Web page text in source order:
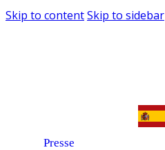
Skip to contentSkip to sidebar
Presse